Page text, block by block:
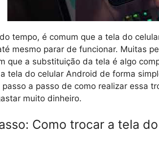
tempo, é comum que a tela do
mesmo parar de funcionar. Muitas
que a substituição da tela é algo
tela do celular Android de forma
a passo de como realizar essa
muito dinheiro.
Como trocar a tela